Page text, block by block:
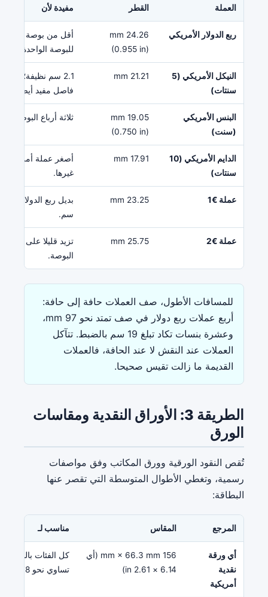
العملة القطر مفيدة لأن
ربع الدولار الأمريكي
24.26 mm
(0.955 in)
أقل من بوصة بشعرة
للبوصة الواحدة.
النيكل الأمريكي (5
سنتات)
21.21 mm
فاصل مفيد أيضا.
البنس الأمريكي
(سنت)
19.05 mm
(0.750 in)
ثلاثة أرباع البوصة
الدايم الأمريكي (10
سنتات)
17.91 mm
أصغر عملة أمريكية
غيرها.
عملة €1
23.25 mm
سم.
عملة €2 25.75 mm
البوصة.
للمسافات الأطول، صف العملات حافة إلى حافة:
أربع عملات ربع دولار في صف تمتد نحو 97 mm،
وعشرة بنسات تكاد تبلغ 19 سم بالضبط. تتآكل
العملات عند النقش لا عند الحافة، فالعملات
القديمة ما زالت تقيس صحيحا.
الطريقة 3: الأوراق النقدية ومقاسات
الورق
تُقص النقود الورقية وورق المكاتب وفق مواصفات
رسمية، وتغطي الأطوال المتوسطة التي تقصر عنها
البطاقة:
المرجع المقاس مناسب لـ
أي ورقة
نقدية
أمريكية
156 mm × 66.3 mm (أي
6.14 × 2.61 in)
كل الفئات
تساوي نحو 78 mm.